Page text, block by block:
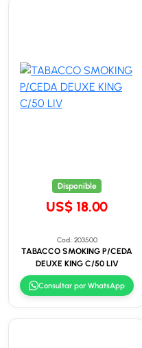
Disponible
US$ 18.00
Cod.: 203500
TABACCO SMOKING P/CEDA
DEUXE KING C/50 LIV
Consultar por WhatsApp